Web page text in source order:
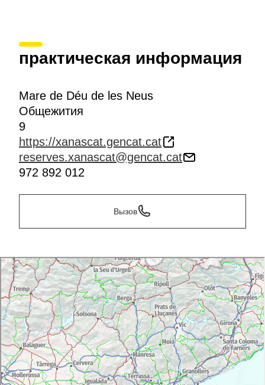
практическая информация
Mare de Déu de les Neus
Общежития
9
https://xanascat.gencat.cat
reserves.xanascat@gencat.cat
972 892 012
Вызов